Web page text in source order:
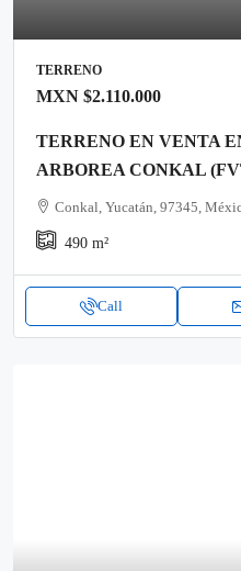
TERRENO
MXN $2.110.000
TERRENO EN VENTA
ARBOREA CONKAL
Conkal, Yucatán, 97345,
490 m²
Call